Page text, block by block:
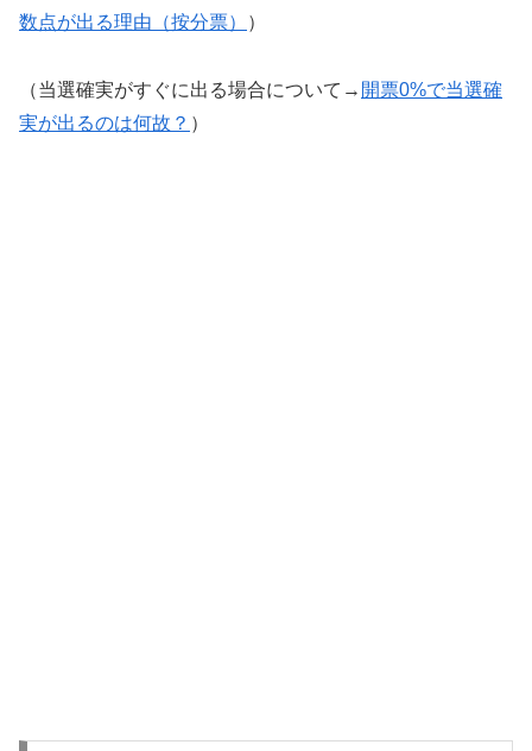
数点が出る理由（按分票）
）
（当選確実がすぐに出る場合について→ 開票0%で当選確
実が出るのは何故？ ）